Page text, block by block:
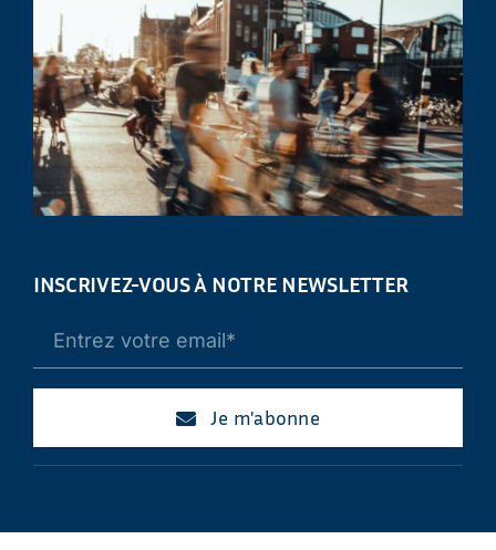
INSCRIVEZ-VOUS À NOTRE NEWSLETTER
Je m'abonne